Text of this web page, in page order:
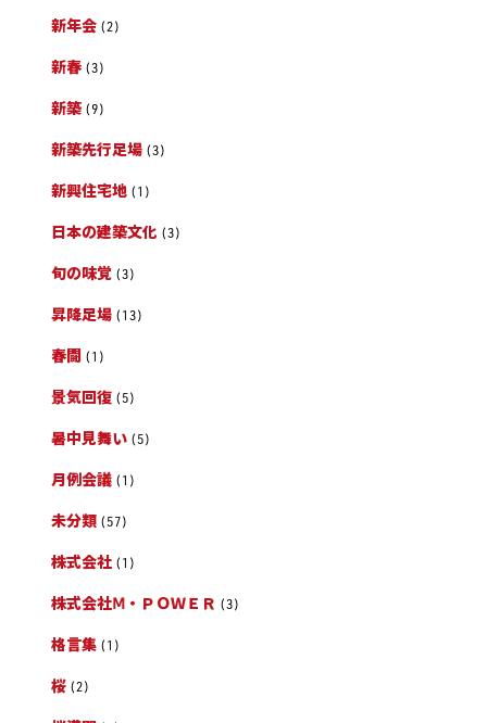
新年会 (2)
新春 (3)
新築 (9)
新築先行足場 (3)
新興住宅地 (1)
日本の建築文化 (3)
旬の味覚 (3)
昇降足場 (13)
春闘 (1)
景気回復 (5)
暑中見舞い (5)
月例会議 (1)
未分類 (57)
株式会社 (1)
株式会社Ⅿ・ＰＯＷＥＲ (3)
格言集 (1)
桜 (2)